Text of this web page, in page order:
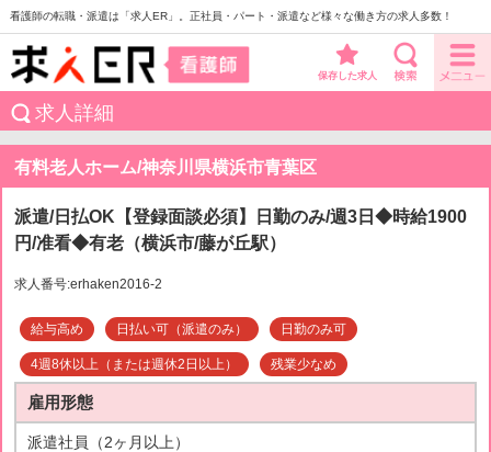
看護師の転職・派遣は「求人ER」。正社員・パート・派遣など様々な働き方の求人多数！
保存した求人
求人詳細
有料老人ホーム/神奈川県横浜市青葉区
派遣/日払OK【登録面談必須】日勤のみ/週3日◆時給1900
円/准看◆有老（横浜市/藤が丘駅）
求人番号:erhaken2016-2
給与高め 日払い可（派遣のみ） 日勤のみ可
4週8休以上（または週休2日以上） 残業少なめ
雇用形態
派遣社員（2ヶ月以上）